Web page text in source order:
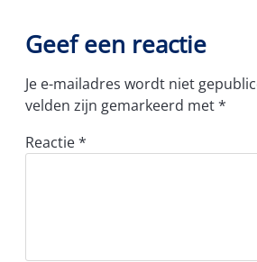
Geef een reactie
Je e-mailadres wordt niet
velden zijn gemarkeerd met*
Reactie*